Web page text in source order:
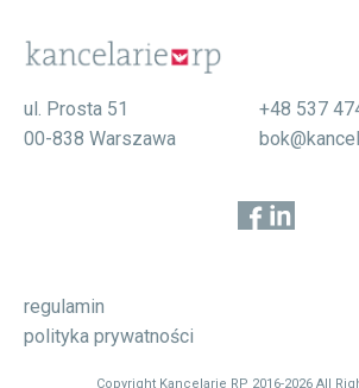
ul. Prosta 51
00-838 Warszawa
+48 537
regulamin
polityka prywatności
Copyright Kancelarie RP 2016-2026 All